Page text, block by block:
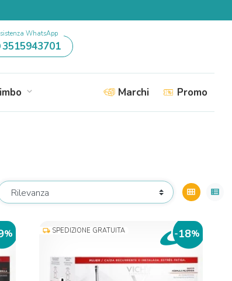
WhatsApp
3515943701
expand_more Marchi Promo
view_module view_list
% local_shipping SPEDIZIONE GRATUITA -18%